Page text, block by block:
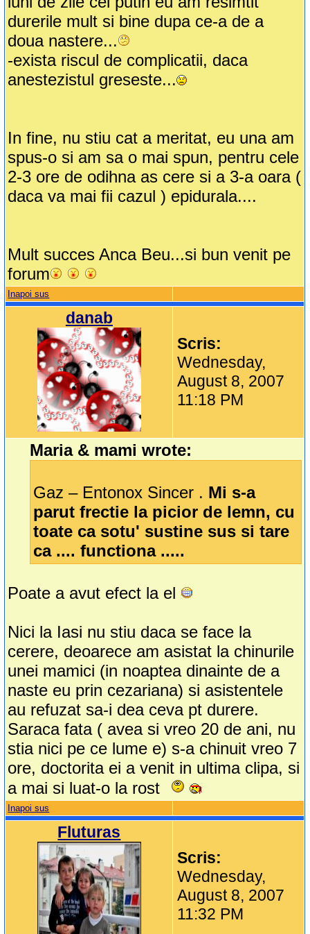
durerile mult si bine dupa ce-a de a
doua nastere...
-exista riscul de complicatii, daca
anestezistul greseste...
In fine, nu stiu cat a meritat, eu una am
spus-o si am sa o mai spun, pentru cele
2-3 ore de odihna as cere si a 3-a oara (
daca va mai fii cazul ) epidurala....
Mult succes Anca Beu...si bun venit pe
forum
Inapoi sus
danab
Scris:
Wednesday,
August 8, 2007
11:18 PM
Maria & mami wrote:
Gaz – Entonox Sincer . Mi s-a
parut frectie la picior de lemn, cu
toate ca sotu' sustine sus si tare
ca .... functiona .....
Poate a avut efect la el
Nici la Iasi nu stiu daca se face la
cerere, deoarece am asistat la chinurile
unei mamici (in noaptea dinainte de a
naste eu prin cezariana) si asistentele
au refuzat sa-i dea ceva pt durere.
Saraca fata ( avea si vreo 20 de ani, nu
stia nici pe ce lume e) s-a chinuit vreo 7
ore, doctorita ei a venit in ultima clipa, si
a mai si luat-o la rost
Inapoi sus
Fluturas
Scris:
Wednesday,
August 8, 2007
11:32 PM